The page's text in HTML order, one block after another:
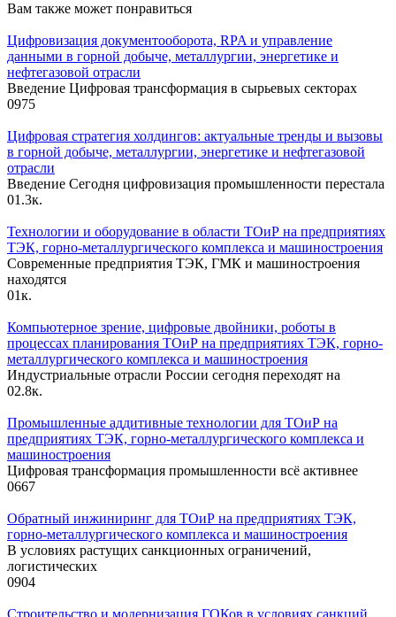
Вам также может понравиться
Цифровизация документооборота, RPA и управление
данными в горной добыче, металлургии, энергетике и
нефтегазовой отрасли
Введение Цифровая трансформация в сырьевых секторах
0975
Цифровая стратегия холдингов: актуальные тренды и вызовы
в горной добыче, металлургии, энергетике и нефтегазовой
отрасли
Введение Сегодня цифровизация промышленности перестала
01.3к.
Технологии и оборудование в области ТОиР на предприятиях
ТЭК, горно-металлургического комплекса и машиностроения
Современные предприятия ТЭК, ГМК и машиностроения
находятся
01к.
Компьютерное зрение, цифровые двойники, роботы в
процессах планирования ТОиР на предприятиях ТЭК, горно-
металлургического комплекса и машиностроения
Индустриальные отрасли России сегодня переходят на
02.8к.
Промышленные аддитивные технологии для ТОиР на
предприятиях ТЭК, горно-металлургического комплекса и
машиностроения
Цифровая трансформация промышленности всё активнее
0667
Обратный инжиниринг для ТОиР на предприятиях ТЭК,
горно-металлургического комплекса и машиностроения
В условиях растущих санкционных ограничений,
логистических
0904